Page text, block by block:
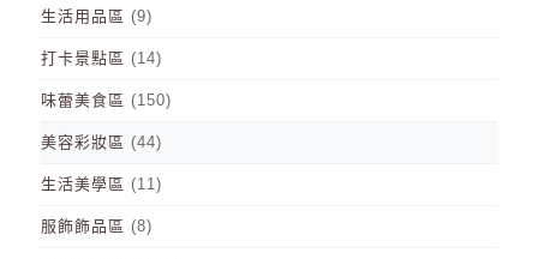
生活用品區 (9)
打卡景點區 (14)
味蕾美食區 (150)
美容彩妝區 (44)
生活美學區 (11)
服飾飾品區 (8)